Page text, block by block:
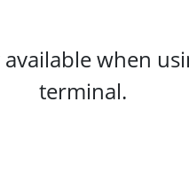
when
terminal.